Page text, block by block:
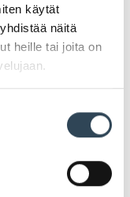
käytät
näitä
heille tai joita on
VOIMASSA